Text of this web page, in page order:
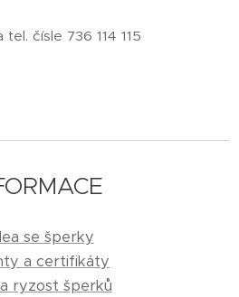
čísle 736 114 115
se šperky
a certifikáty
ryzost šperků